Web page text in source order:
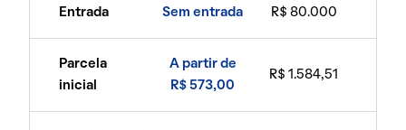
Entrada Sem entrada R$ 80.000
Parcela
inicial
A partir de
R$ 573,00
R$ 1.584,51